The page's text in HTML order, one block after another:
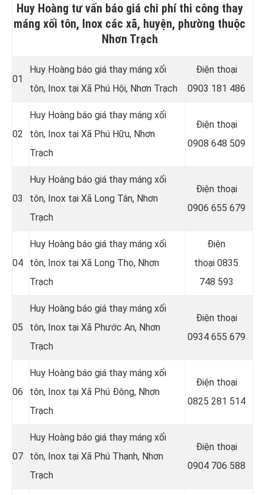
Huy Hoàng tư vấn báo giá chi phí thi công thay
máng xối tôn, Inox các xã, huyện, phường thuộc
Nhơn Trạch
01
Huy Hoàng báo giá thay máng xối
tôn, Inox tại Xã Phú Hội, Nhơn Trạch
Điện thoại
0903 181 486
02
Huy Hoàng báo giá thay máng xối
tôn, Inox tại Xã Phú Hữu, Nhơn
Trạch
Điện thoại
0908 648 509
03
Huy Hoàng báo giá thay máng xối
tôn, Inox tại Xã Long Tân, Nhơn
Trạch
Điện thoại
0906 655 679
04
Huy Hoàng báo giá thay máng xối
tôn, Inox tại Xã Long Thọ, Nhơn
Trạch
Điện
thoại 0835
748 593
05
Huy Hoàng báo giá thay máng xối
tôn, Inox tại Xã Phước An, Nhơn
Trạch
Điện thoại
0934 655 679
06
Huy Hoàng báo giá thay máng xối
tôn, Inox tại Xã Phú Đông, Nhơn
Trạch
Điện thoại
0825 281 514
07
Huy Hoàng báo giá thay máng xối
tôn, Inox tại Xã Phú Thạnh, Nhơn
Trạch
Điện thoại
0904 706 588